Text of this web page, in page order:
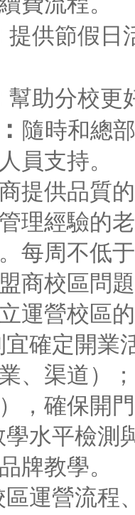
提供節假日
幫助分校更
隨時和總
員支持。
供品質的
理經驗的
每周不低
商校區問
運營校區
確定開業
、渠道）
，確保開
平檢測
牌教學。
運營流程